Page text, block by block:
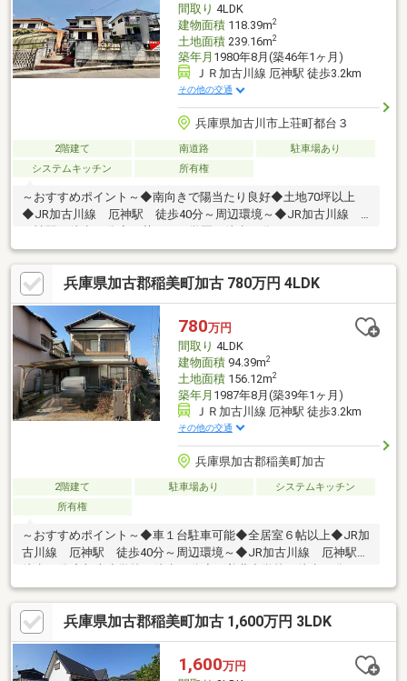
間取り 4LDK
建物面積118.39m2
土地面積239.16m2
築年月 1980年8月(築46年1ヶ月)
ＪＲ加古川線 厄神駅 徒歩3.2km
その他の交通
兵庫県加古川市上荘町都台３
2階建て 南道路
駐車場あり
システムキッチン
所有権
～おすすめポイント～◆南向きで陽当たり良好◆土地70坪以上
◆JR加古川線 厄神駅 徒歩40分～周辺環境～◆JR加古川線
兵庫県加古郡稲美町加古 780万円 4LDK
780万円
間取り 4LDK
建物面積94.39m2
土地面積156.12m2
築年月 1987年8月(築39年1ヶ月)
ＪＲ加古川線 厄神駅 徒歩3.2km
その他の交通
兵庫県加古郡稲美町加古
2階建て 駐車場あり
システムキッチン
所有権
～おすすめポイント～◆車１台駐車可能◆全居室６帖以上◆JR加
古川線 厄神駅 徒歩40分～周辺環境～◆JR加古川線 厄神駅
徒歩40分◆加古小学校 徒歩13分◆稲美北中学校 徒歩15分
兵庫県加古郡稲美町加古 1,600万円 3LDK
1,600万円